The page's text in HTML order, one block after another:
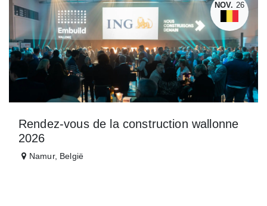
NOV. 26
Rendez-vous de la construction wallonne
2026
Namur, België